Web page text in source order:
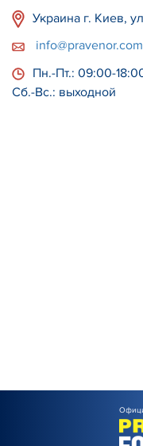
Украина г. Киев,
Пн.-Пт.: 09:00-
Сб.-Вс.: выходной